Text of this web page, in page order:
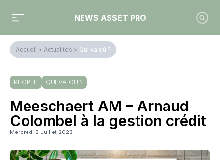
NEWS ASSET PRO
Accueil > Actualités > Qui va où ?
PEOPLE QUI VA OÙ ?
Meeschaert AM – Arnaud
Colombel à la gestion crédit
Mercredi 5 Juillet 2023